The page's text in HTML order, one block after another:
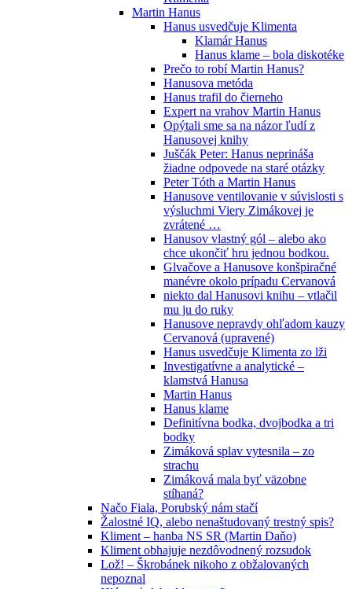
Martin Hanus
Hanus usvedčuje Klimenta
Klamár Hanus
Hanus klame – bola diskotéke
Prečo to robí Martin Hanus?
Hanusova metóda
Hanus trafil do čierneho
Expert na vrahov Martin Hanus
Opýtali sme sa na názor ľudí z
Hanusovej knihy
Juščák Peter: Hanus neprináša
žiadne odpovede na staré otázky
Peter Tóth a Martin Hanus
Hanusove ventilovanie v súvislosti s
výsluchmi Viery Zimákovej je
zvrátené …
Hanusov vlastný gól – alebo ako
chce ukončiť hru jednou bodkou.
Glvačove a Hanusove konšpiračné
manévre okolo prípadu Cervanová
niekto dal Hanusovi knihu – vtlačil
mu ju do ruky
Hanusove nepravdy ohľadom kauzy
Cervanová (upravené)
Hanus usvedčuje Klimenta zo lži
Investigatívne a analytické –
klamstvá Hanusa
Martin Hanus
Hanus klame
Definitívna bodka, dvojbodka a tri
bodky
Zimáková splav vytesnila – zo
strachu
Zimáková mala byť väzobne
stíhaná?
Načo Fiala, Porubský nám stačí
Žalostné IQ, alebo nenaštudovaný trestný spis?
Kliment – hanba NS SR (Martin Daňo)
Kliment obhajuje nezdôvodnený rozsudok
Lož! – Škrobánek nikoho z obžalovaných
nepoznal